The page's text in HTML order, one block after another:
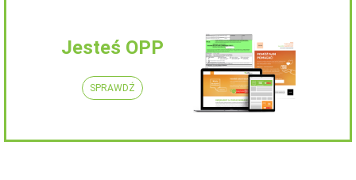
Jesteś OPP
SPRAWDŹ